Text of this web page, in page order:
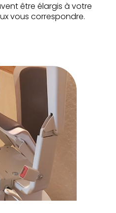
être élargis à votre
vous correspondre.